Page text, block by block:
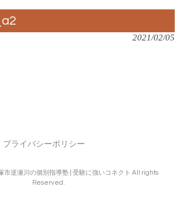
2021/02/05
プライバシーポリシー
市逆瀬川の個別指導塾 | 受験に強いコネクト All rights
Reserved.